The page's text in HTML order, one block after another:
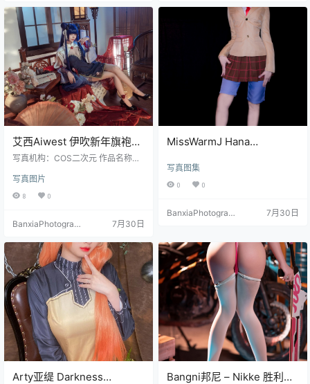
艾西Aiwest 伊吹新年旗袍
Cosplay写真图集 新年主题
写真机构：COS二次元 作品名称：
iwest 图片数量：35张 资源大小：3
96.8MB
写真图片
8 0
BanxiaPhotograp
7月30日
MissWarmJ Hana
Set [31P-31.4M]
写真图集
0 0
BanxiaPhotograp
7月30日
Arty亚缇 Darkness
Bangni邦尼 – Nikke 胜利女